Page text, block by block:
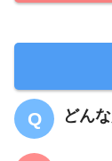
どん